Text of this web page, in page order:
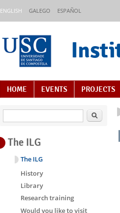
ENGLISH GALEGO ESPAÑOL
Content Index
HOME EVENTS PROJECTS
Search
The ILG
The ILG
History
Library
Research training
Would you like to visit